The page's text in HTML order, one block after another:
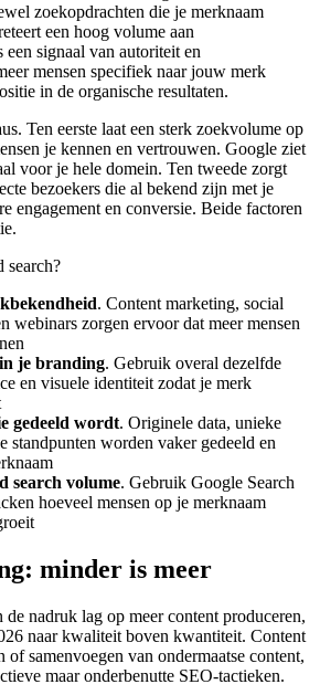
zoekopdrachten die je merknaam
een hoog volume aan
signaal van autoriteit en
mensen specifiek naar jouw merk
in de organische resultaten.
Ten eerste laat een sterk zoekvolume op
je kennen en vertrouwen. Google ziet
voor je hele domein. Ten tweede zorgt
bezoekers die al bekend zijn met je
engagement en conversie. Beide factoren
search?
. Content marketing, social
webinars zorgen ervoor dat meer mensen
je branding. Gebruik overal dezelfde
en visuele identiteit zodat je merk
gedeeld wordt. Originele data, unieke
standpunten worden vaker gedeeld en
search volume. Gebruik Google Search
hoeveel mensen op je merknaam
minder is meer
de nadruk lag op meer content produceren,
naar kwaliteit boven kwantiteit. Content
samenvoegen van ondermaatse content,
maar onderbenutte SEO-tactieken.